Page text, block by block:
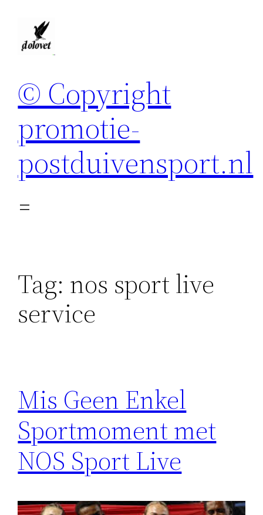
© Copyright
promotie-
postduivensport.nl
Tag: nos sport live
service
Mis Geen Enkel
Sportmoment met
NOS Sport Live